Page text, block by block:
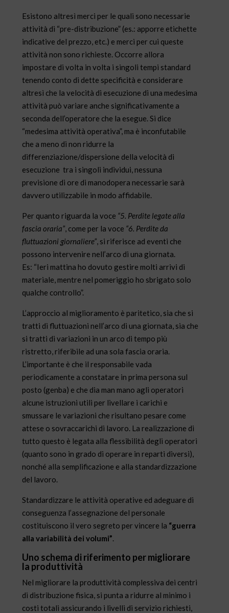
Esistono altresì merci per le quali sono necessarie
attività di “pre-distribuzione” (es.: apporre etichette
indicative del prezzo, etc.) e merci per cui queste
attività non sono richieste. Occorre allora
impostare di volta in volta i singoli tempi standard
tenendo conto di dette specificità e considerare
altresì che la velocità di esecuzione di una medesima
attività può variare anche significativamente a
seconda dell’operatore che la esegue. Si dice
“medesima attività operativa”, ma è inconfutabile
che a meno di non ridurre la
differenziazione/dispersione della velocità di
esecuzione tra i singoli individui, nessuna
previsione di ore di manodopera necessarie sarà
davvero utilizzabile in modo affidabile.
Per quanto riguarda la voce “5. Perdite legate alla
fascia oraria” , come per la voce “6. Perdite da
fluttuazioni giornaliere” , si riferisce ad eventi che
possono intervenire nell’arco di una giornata.
Es: “Ieri mattina ho dovuto gestire molti arrivi di
materiale, mentre nel pomeriggio ho sbrigato solo
qualche controllo”.
L’approccio al miglioramento è paritetico, sia che si
tratti di fluttuazioni nell’arco di una giornata, sia che
si tratti di variazioni in un arco di tempo più
ristretto, riferibile ad una sola fascia oraria.
L’importante è che il responsabile vada
periodicamente a constatare in prima persona sul
posto (genba) e che dia man mano agli operatori
alcune istruzioni utili per livellare i carichi e
smussare le variazioni che risultano pesare come
attese o sovraccarichi di lavoro. La realizzazione di
tutto questo è legata alla flessibilità degli operatori
(quanto sono in grado di operare in reparti diversi),
nonché alla semplificazione e alla standardizzazione
del lavoro.
Standardizzare le attività operative ed adeguare di
conseguenza l’assegnazione del personale
costituiscono il vero segreto per vincere la “guerra
alla variabilità dei volumi”
Uno schema di riferimento per migliorare
la produttività
Nel migliorare la produttività complessiva dei centri
di distribuzione fisica, si punta a ridurre al minimo i
costi totali assicurando i livelli di servizio richiesti,